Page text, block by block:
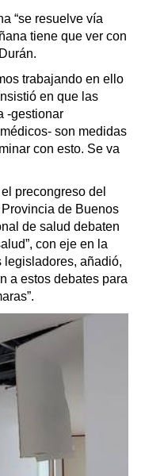
“se resuelve vía
tiene que ver con
trabajando en ello
en que las
-gestionar
son medidas
con esto. Se va
precongreso del
de Buenos
de salud debaten
con eje en la
legisladores, añadió,
a estos debates para